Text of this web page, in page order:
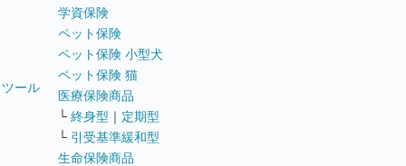
ール
学資保険
ペット保険
ペット保険 小型犬
ペット保険 猫
医療保険商品
└ 終身型 ｜ 定期型
└ 引受基準緩和型
生命保険商品